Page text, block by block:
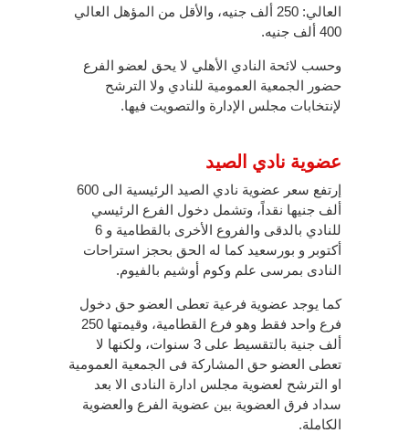
العالي: 250 ألف جنيه، والأقل من المؤهل العالي
400 ألف جنيه.
وحسب لائحة النادي الأهلي لا يحق لعضو الفرع
حضور الجمعية العمومية للنادي ولا الترشح
لإنتخابات مجلس الإدارة والتصويت فيها.
عضوية نادي الصيد
إرتفع سعر عضوية نادي الصيد الرئيسية الى 600
ألف جنيها نقداً، وتشمل دخول الفرع الرئيسي
للنادي بالدقى والفروع الأخرى بالقطامية و 6
أكتوبر و بورسعيد كما له الحق بحجز استراحات
النادى بمرسى علم وكوم أوشيم بالفيوم.
كما يوجد عضوية فرعية تعطى العضو حق دخول
فرع واحد فقط وهو فرع القطامية، وقيمتها 250
ألف جنية بالتقسيط على 3 سنوات، ولكنها لا
تعطى العضو حق المشاركة فى الجمعية العمومية
او الترشح لعضوية مجلس ادارة النادى الا بعد
سداد فرق العضوية بين عضوية الفرع والعضوية
الكاملة.